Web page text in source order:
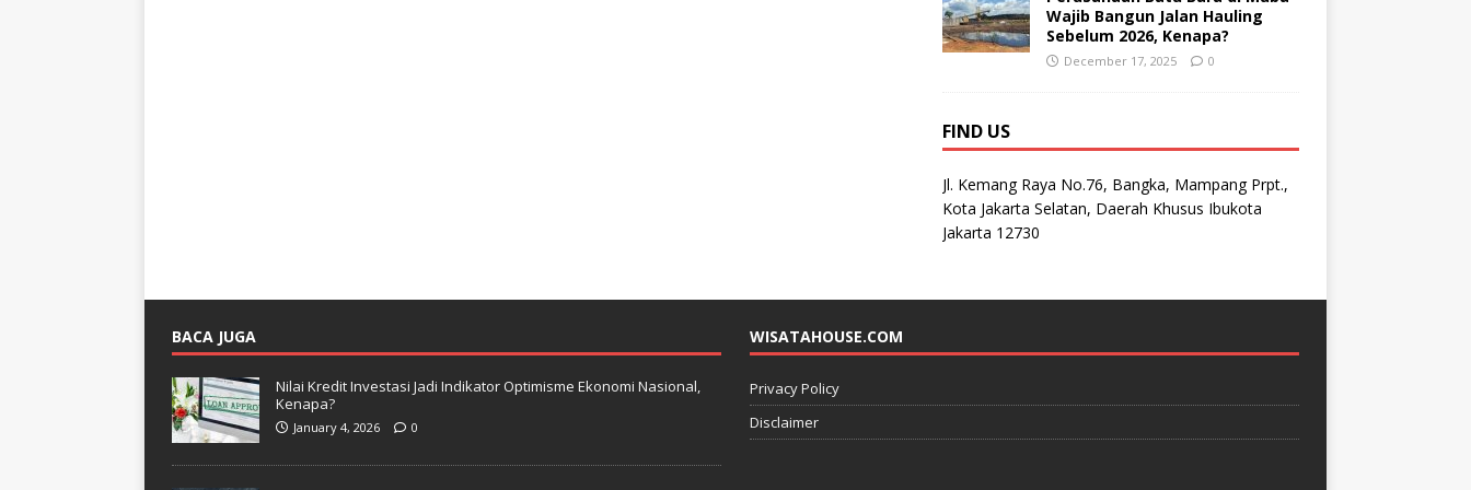
Wajib Bangun Jalan Hauling
Sebelum 2026, Kenapa?
December 17, 2025 0
FIND US
Jl. Kemang Raya No.76, Bangka, Mampang Prpt.,
Kota Jakarta Selatan, Daerah Khusus Ibukota
Jakarta 12730
BACA JUGA
Nilai Kredit Investasi Jadi Indikator Optimisme Ekonomi Nasional,
Kenapa?
January 4, 2026 0
WISATAHOUSE.COM
Privacy Policy
Disclaimer